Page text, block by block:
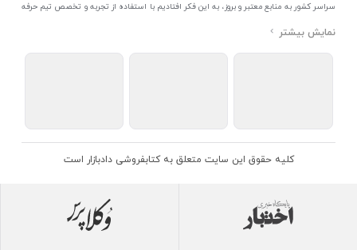
سراسر کشور به منابع معتبر و بروز، به این فکر افتادیم با استفاده از تجربه و تخصص تیم حرفه
ای اختبار خدمتی جدید به جامعه حقوقی ایران ارائه کنیم. به این منظور با راه اندازی و تجهیز
اتحادیه ناشران و کتابفروشان تهران به منظور ارائه مطمئن ترین خدمات مجموعه بسیار کامل و
معتبری از کتاب های حقوقی را به علاقمندان عرضه کرده ایم. علاوه بر این با بهره گیری از فناوری
اندازی کردیم تا علاقمندان بتوانند با اطمینان کافی و به اتکای اعتبار این مجموعه قدیمی کتاب و
کلیه حقوق این سایت متعلق به کتابفروشی دادبازار است